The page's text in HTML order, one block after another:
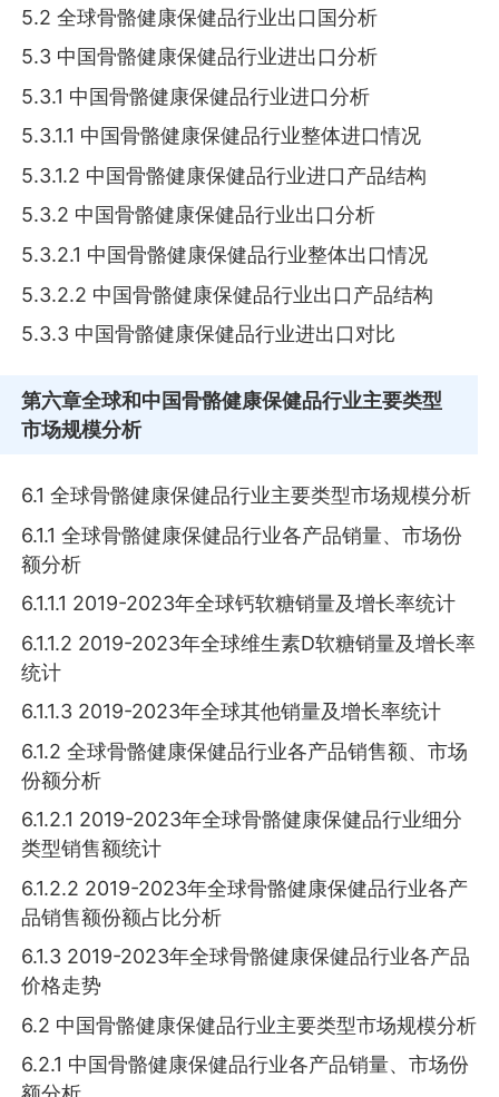
5.2 全球骨骼健康保健品行业出口国分析
5.3 中国骨骼健康保健品行业进出口分析
5.3.1 中国骨骼健康保健品行业进口分析
5.3.1.1 中国骨骼健康保健品行业整体进口情况
5.3.1.2 中国骨骼健康保健品行业进口产品结构
5.3.2 中国骨骼健康保健品行业出口分析
5.3.2.1 中国骨骼健康保健品行业整体出口情况
5.3.2.2 中国骨骼健康保健品行业出口产品结构
5.3.3 中国骨骼健康保健品行业进出口对比
第六章全球和中国骨骼健康保健品行业主要类型
市场规模分析
6.1 全球骨骼健康保健品行业主要类型市场规模分析
6.1.1 全球骨骼健康保健品行业各产品销量、市场份
额分析
6.1.1.1 2019-2023年全球钙软糖销量及增长率统计
6.1.1.2 2019-2023年全球维生素D软糖销量及增长率
统计
6.1.1.3 2019-2023年全球其他销量及增长率统计
6.1.2 全球骨骼健康保健品行业各产品销售额、市场
份额分析
6.1.2.1 2019-2023年全球骨骼健康保健品行业细分
类型销售额统计
6.1.2.2 2019-2023年全球骨骼健康保健品行业各产
品销售额份额占比分析
6.1.3 2019-2023年全球骨骼健康保健品行业各产品
价格走势
6.2 中国骨骼健康保健品行业主要类型市场规模分析
6.2.1 中国骨骼健康保健品行业各产品销量、市场份